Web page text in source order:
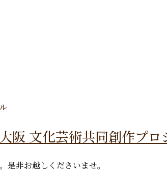
阪 文化芸術共同創作プロ
是非お越しくださいませ。